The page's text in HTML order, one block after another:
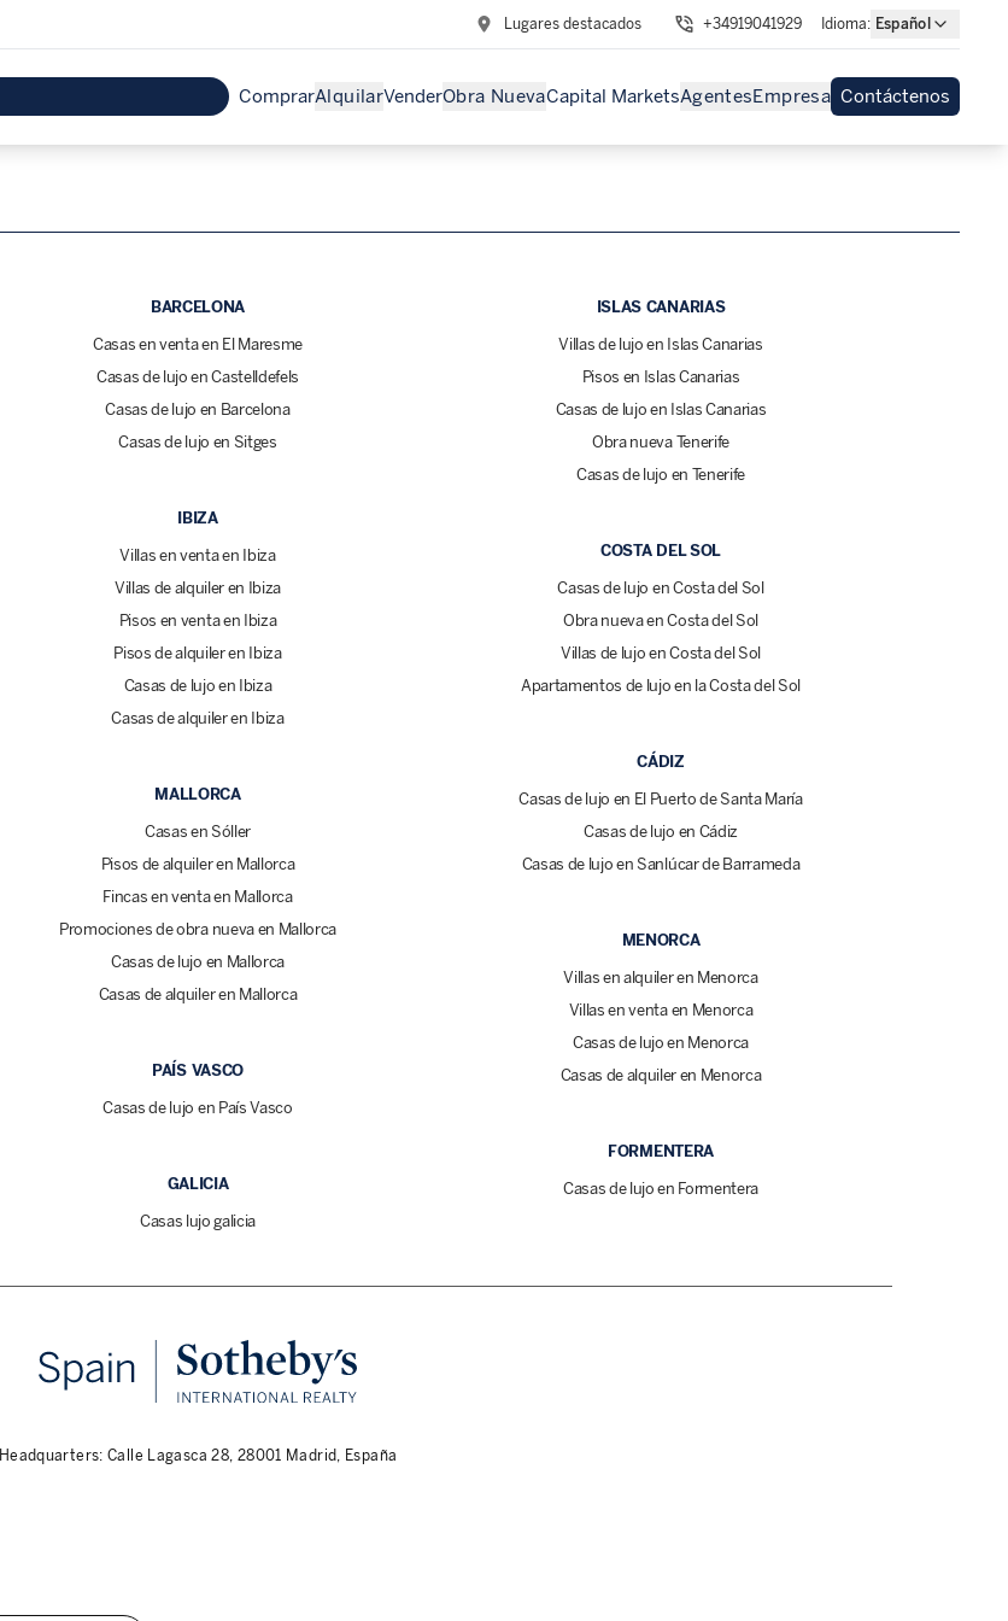
Lugares destacados +34919041929 Idioma: Español
ComprarAlquilarVenderObra NuevaCapital MarketsAgentesEmpresa Contáctenos
BARCELONA
Casas en venta en El Maresme
Casas de lujo en Castelldefels
Casas de lujo en Barcelona
Casas de lujo en Sitges
IBIZA
Villas en venta en Ibiza
Villas de alquiler en Ibiza
Pisos en venta en Ibiza
Pisos de alquiler en Ibiza
Casas de lujo en Ibiza
Casas de alquiler en Ibiza
MALLORCA
Casas en Sóller
Pisos de alquiler en Mallorca
Fincas en venta en Mallorca
Promociones de obra nueva en Mallorca
Casas de lujo en Mallorca
Casas de alquiler en Mallorca
PAÍS VASCO
Casas de lujo en País Vasco
GALICIA
Casas lujo galicia
ISLAS CANARIAS
Villas de lujo en Islas Canarias
Pisos en Islas Canarias
Casas de lujo en Islas Canarias
Obra nueva Tenerife
Casas de lujo en Tenerife
COSTA DEL SOL
Casas de lujo en Costa del Sol
Obra nueva en Costa del Sol
Villas de lujo en Costa del Sol
Apartamentos de lujo en la Costa del Sol
CÁDIZ
Casas de lujo en El Puerto de Santa María
Casas de lujo en Cádiz
Casas de lujo en Sanlúcar de Barrameda
MENORCA
Villas en alquiler en Menorca
Villas en venta en Menorca
Casas de lujo en Menorca
Casas de alquiler en Menorca
FORMENTERA
Casas de lujo en Formentera
Headquarters: Calle Lagasca 28, 28001 Madrid, España